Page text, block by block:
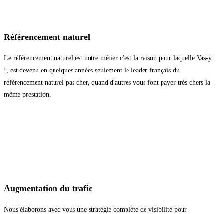
Référencement naturel
Le référencement naturel est notre métier c'est la raison pour laquelle Vas-y
!, est devenu en quelques années seulement le leader français du
référencement naturel pas cher, quand d'autres vous font payer très chers la
même prestation.
Augmentation du trafic
Nous élaborons avec vous une stratégie complète de visibilité pour